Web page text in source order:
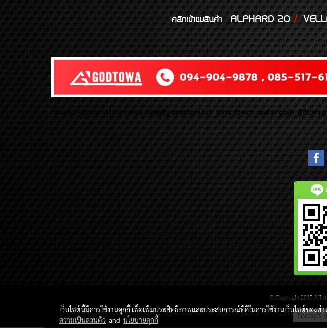
คลิกเข้าชมสินค้า ALPHARD 20/
ของเเต่ง Alphard Vellfire Lexus Majesty ของเเต่งรถนำเข้า อุปกรณ์ตกแต่ง ของแต่ง ชุดล้อ ผู้เชี่ยวชาญ
© Copyright 2015 All
Today's
เว็บไซต์นี้มีการใช้งานคุกกี้ เพื่อเพิ่มประสิทธิภาพและประสบการณ์ที่ดีในการใช้งานเว็บไซต์ของท่
ความเป็นส่วนตัว and นโยบายคุกกี้